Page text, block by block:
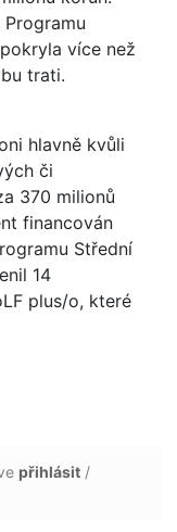
více než
trati.
hlavně kvůli
či
370 milionů
financován
Střední
14
plus/o, které
přihlásit /